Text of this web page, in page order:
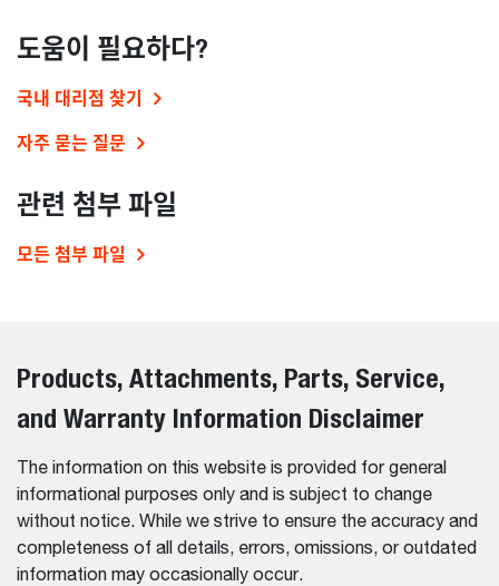
도움이 필요하다?
국내 대리점 찾기
자주 묻는 질문
관련 첨부 파일
모든 첨부 파일
Products, Attachments, Parts, Service,
and Warranty Information Disclaimer
The information on this website is provided for general
informational purposes only and is subject to change
without notice. While we strive to ensure the accuracy and
completeness of all details, errors, omissions, or outdated
information may occasionally occur.